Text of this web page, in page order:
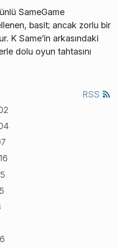
SameGame
basit; ancak zorlu bir
K Same’in arkasındaki
dolu oyun tahtasını
RSS